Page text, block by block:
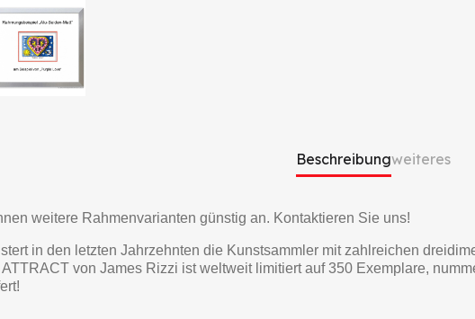
Beschreibungweiteres
weitere Rahmenvarianten günstig an. Kontaktieren Sie uns!
in den letzten Jahrzehnten die Kunstsammler mit zahlreichen
von James Rizzi ist weltweit limitiert auf 350 Exemplare,